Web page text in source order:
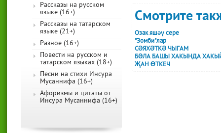
Смотрите
Озак яшәү сере
"Зомби"лар
СӘЯХӘТКӘ ЧЫГАМ
БӘЛА БАШЫ ХАКЫНДА
ҖАН ӨТКЕЧ
Рассказы на русском
языке (16+)
Рассказы на татарском
языке (21+)
Разное (16+)
Повести на русском и
татарском языках (18+)
Песни на стихи Инсура
Мусаннифа (16+)
Афоризмы и цитаты от
Инсура Мусаннифа (16+)